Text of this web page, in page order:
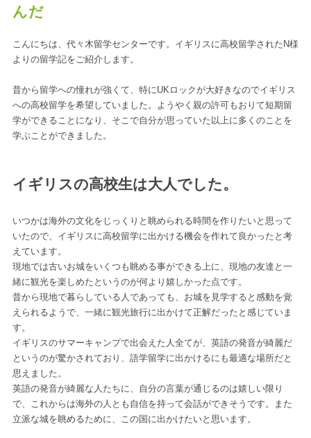
んだ
こんにちは、代々木留学センターです。イギリスに高校留学されたN様
よりの留学記をご紹介します。
昔から留学への憧れが強くて、特にUKロックが大好きなのでイギリス
への高校留学を希望していました。ようやく親の許可もおりて短期留
学ができることになり、そこで自分が思っていた以上に多くのことを
学ぶことができました。
イギリスの高校生は大人でした。
いつかは海外の文化をじっくりと眺められる時間を作りたいと思って
いたので、イギリスに高校留学に出かける機会を作れて良かったと考
えています。
現地では古いお城をいくつも眺める事ができる上に、現地の友達と一
緒に観光を楽しめたというのが何より嬉しかった点です。
昔から現地で暮らしている人であっても、お城を見学すると感動を覚
えられるようで、一緒に観光旅行に出かけて正解だったと感じていま
す。
イギリスのサマーキャンプで出会えた人全てが、英語の発音が綺麗だ
というのが驚かされており、語学留学に出かけるにも最適な場所だと
思えました。
英語の発音が綺麗な人たちに、自分の言葉が通じるのは嬉しい限り
で、これからは海外の人とも自信を持って会話ができそうです。また
立派な城を眺めるために、この国に出かけたいと思います。